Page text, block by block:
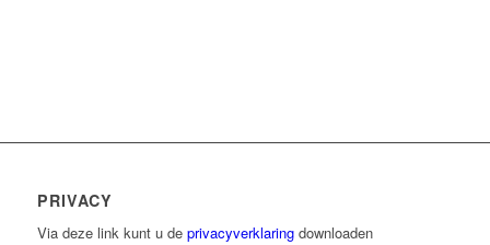
PRIVACY
Via deze link kunt u de privacyverklaringdownloaden